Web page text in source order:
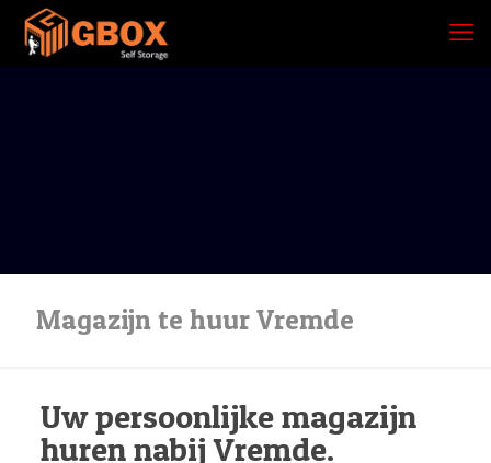
Magazijn te huur Vremde
Uw persoonlijke magazijn
huren nabij Vremde.